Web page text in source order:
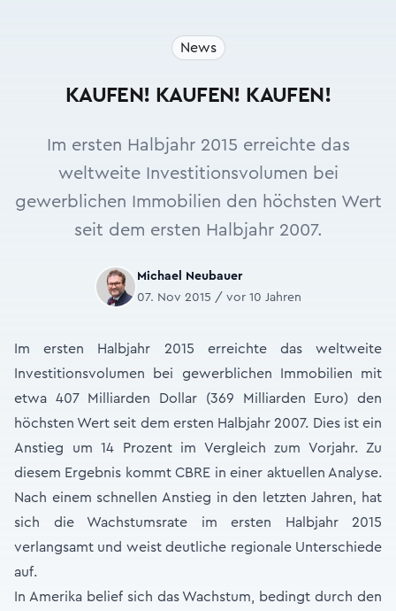
News
KAUFEN! KAUFEN! KAUFEN!
Im ersten Halbjahr 2015 erreichte das
weltweite Investitionsvolumen bei
gewerblichen Immobilien den höchsten Wert
seit dem ersten Halbjahr 2007.
Michael Neubauer
07. Nov 2015 / vor 10 Jahren
Im ersten Halbjahr 2015 erreichte das weltweite
Investitionsvolumen bei gewerblichen Immobilien mit
etwa 407 Milliarden Dollar (369 Milliarden Euro) den
höchsten Wert seit dem ersten Halbjahr 2007. Dies ist ein
Anstieg um 14 Prozent im Vergleich zum Vorjahr. Zu
diesem Ergebnis kommt CBRE in einer aktuellen Analyse.
Nach einem schnellen Anstieg in den letzten Jahren, hat
sich die Wachstumsrate im ersten Halbjahr 2015
verlangsamt und weist deutliche regionale Unterschiede
auf.
In Amerika belief sich das Wachstum, bedingt durch den